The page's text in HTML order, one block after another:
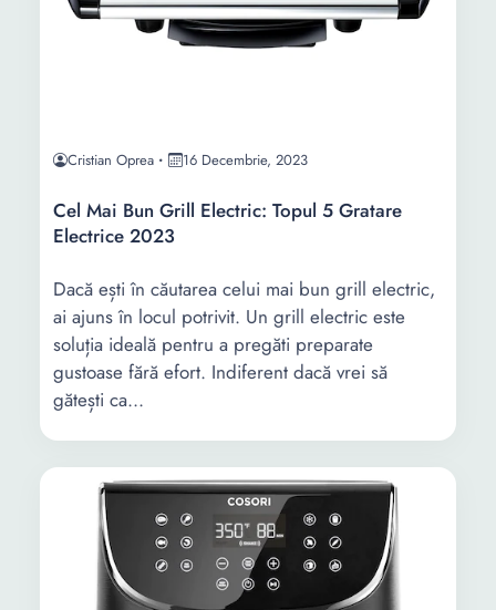
Cristian Oprea 16 Decembrie, 2023
Cel Mai Bun Grill Electric: Topul 5 Gratare
Electrice 2023
Dacă ești în căutarea celui mai bun grill electric,
ai ajuns în locul potrivit. Un grill electric este
soluția ideală pentru a pregăti preparate
gustoase fără efort. Indiferent dacă vrei să
gătești ca...